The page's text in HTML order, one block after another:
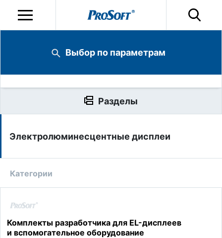
Электролюминесцентные дисплеи
Категории
Комплекты разработчика для EL-дисплеев
и вспомогательное оборудование
Выбор по параметрам
Разделы